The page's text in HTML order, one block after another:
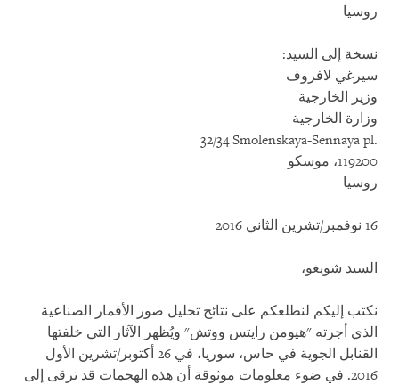
روسيا
نسخة إلى السيد:
سيرغي لافروف
وزير الخارجية
وزارة الخارجية
32/34 Smolenskaya-Sennaya pl.
119200، موسكو
روسيا
16 نوفمبر/تشرين الثاني 2016
السيد شويغو،
نكتب إليكم لنطلعكم على نتائج تحليل صور الأقمار الصناعية
الذي أجرته "هيومن رايتس ووتش" ويُظهر الآثار التي خلفتها
القنابل الجوية في حاس، سوريا، في 26 أكتوبر/تشرين الأول
2016. في ضوء معلومات موثوقة أن هذه الهجمات قد ترقى إلى